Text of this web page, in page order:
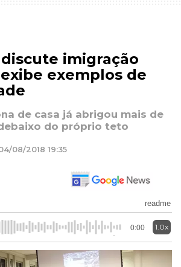
imigração
exemplos de
de casa já abrigou mais de
do próprio teto
08/2018 19:35
readme
0:00 1.0x